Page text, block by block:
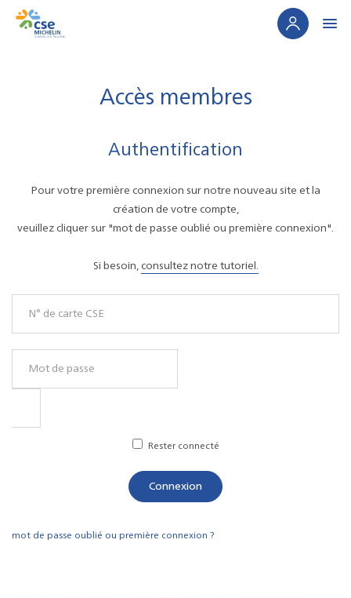
Accès membres
Authentification
Pour votre première connexion sur notre nouveau site et la
création de votre compte,
veuillez cliquer sur "mot de passe oublié ou première connexion".
Si besoin, consultez notre tutoriel.
Rester connecté
Connexion
mot de passe oublié ou première connexion ?
Panneau de gestion des cookies